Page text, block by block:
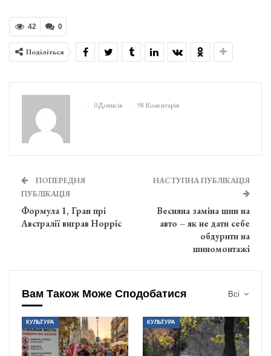
0
42
Поділіться
0 Дописів 98 Коментарів
ПОПЕРЕДНЯ
ПУБЛІКАЦІЯ
Формула 1, Гран прі
Австралії виграв Норріс
НАСТУПНА ПУБЛІКАЦІЯ
Весняна заміна шин на
авто – як не дати себе
обдурити на
шиномонтажі
Всі
Вам Також Може Сподобатися
КУЛЬТУРА КУЛЬТУРА